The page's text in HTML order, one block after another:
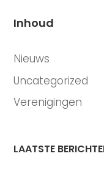
Inhoud
Nieuws
Uncategorized
Verenigingen
LAATSTE